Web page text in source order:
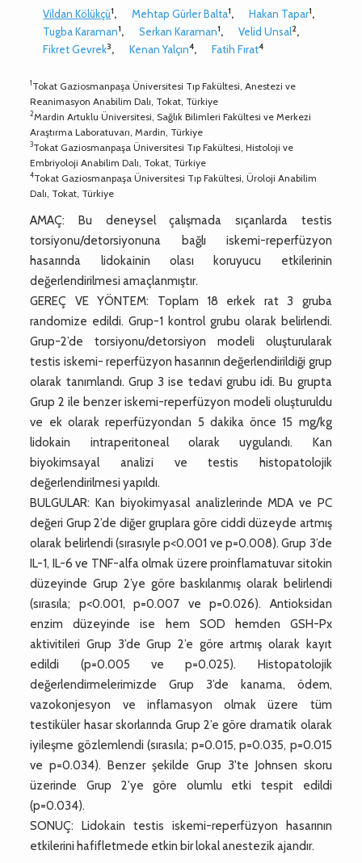
Vildan Kölükçü1, Mehtap Gürler Balta1, Hakan Tapar1,
Tugba Karaman1, Serkan Karaman1, Velid Unsal2,
Fikret Gevrek3, Kenan Yalçın4, Fatih Fırat4
1Tokat Gaziosmanpaşa Üniversitesi Tıp Fakültesi, Anestezi ve
Reanimasyon Anabilim Dalı, Tokat, Türkiye
2Mardin Artuklu Üniversitesi, Sağlık Bilimleri Fakültesi ve Merkezi
Araştırma Laboratuvarı, Mardin, Türkiye
3Tokat Gaziosmanpaşa Üniversitesi Tıp Fakültesi, Histoloji ve
Embriyoloji Anabilim Dalı, Tokat, Türkiye
4Tokat Gaziosmanpaşa Üniversitesi Tıp Fakültesi, Üroloji Anabilim
Dalı, Tokat, Türkiye
AMAÇ: Bu deneysel çalışmada sıçanlarda testis
torsiyonu/detorsiyonuna bağlı iskemi-reperfüzyon
hasarında lidokainin olası koruyucu etkilerinin
değerlendirilmesi amaçlanmıştır.
GEREÇ VE YÖNTEM: Toplam 18 erkek rat 3 gruba
randomize edildi. Grup-1 kontrol grubu olarak belirlendi.
Grup-2’de torsiyonu/detorsiyon modeli oluşturularak
testis iskemi- reperfüzyon hasarının değerlendirildiği grup
olarak tanımlandı. Grup 3 ise tedavi grubu idi. Bu grupta
Grup 2 ile benzer iskemi-reperfüzyon modeli oluşturuldu
ve ek olarak reperfüzyondan 5 dakika önce 15 mg/kg
lidokain intraperitoneal olarak uygulandı. Kan
biyokimsayal analizi ve testis histopatolojik
değerlendirilmesi yapıldı.
BULGULAR: Kan biyokimyasal analizlerinde MDA ve PC
değeri Grup 2’de diğer gruplara göre ciddi düzeyde artmış
olarak belirlendi (sırasıyle p<0.001 ve p=0.008). Grup 3’de
IL-1, IL-6 ve TNF-alfa olmak üzere proinflamatuvar sitokin
düzeyinde Grup 2’ye göre baskılanmış olarak belirlendi
(sırasıla; p<0.001, p=0.007 ve p=0.026). Antioksidan
enzim düzeyinde ise hem SOD hemden GSH-Px
aktivitileri Grup 3’de Grup 2’e göre artmış olarak kayıt
edildi (p=0.005 ve p=0.025). Histopatolojik
değerlendirmelerimizde Grup 3’de kanama, ödem,
vazokonjesyon ve inflamasyon olmak üzere tüm
testiküler hasar skorlarında Grup 2’e göre dramatik olarak
iyileşme gözlemlendi (sırasıla; p=0.015, p=0.035, p=0.015
ve p=0.034). Benzer şekilde Grup 3'te Johnsen skoru
üzerinde Grup 2'ye göre olumlu etki tespit edildi
(p=0.034).
SONUÇ: Lidokain testis iskemi-reperfüzyon hasarının
etkilerini hafifletmede etkin bir lokal anestezik ajandır.